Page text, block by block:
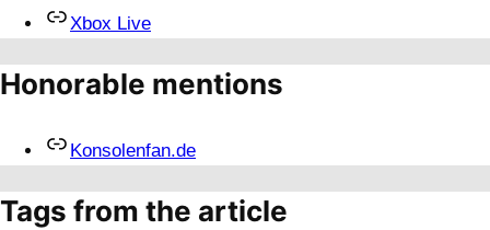
Xbox Live
Honorable mentions
Konsolenfan.de
Tags from the article